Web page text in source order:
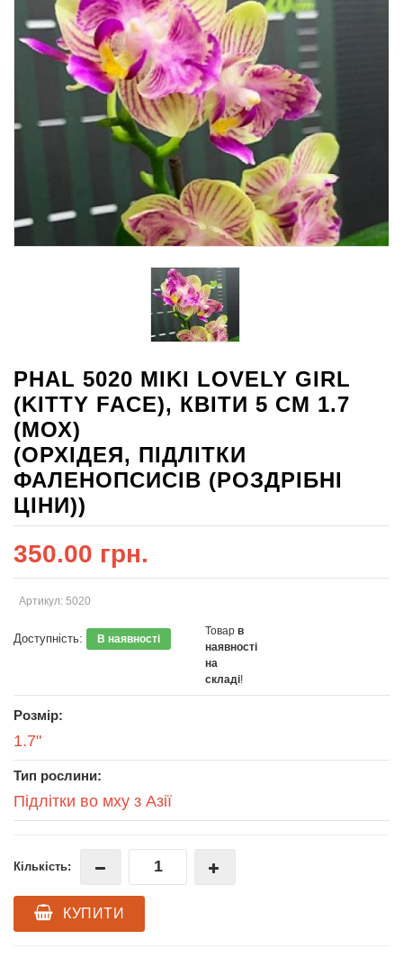
PHAL 5020 MIKI LOVELY GIRL
(KITTY FACE), КВІТИ 5 СМ 1.7
(МОХ)
(ОРХІДЕЯ, ПІДЛІТКИ
ФАЛЕНОПСИСІВ (РОЗДРІБНІ
ЦІНИ))
350.00 грн.
Артикул: 5020
Доступність: В наявності
Товар в
наявності
на
складі!
Розмір:
1.7"
Тип рослини:
Підлітки во мху з Азії
Кількість:
КУПИТИ